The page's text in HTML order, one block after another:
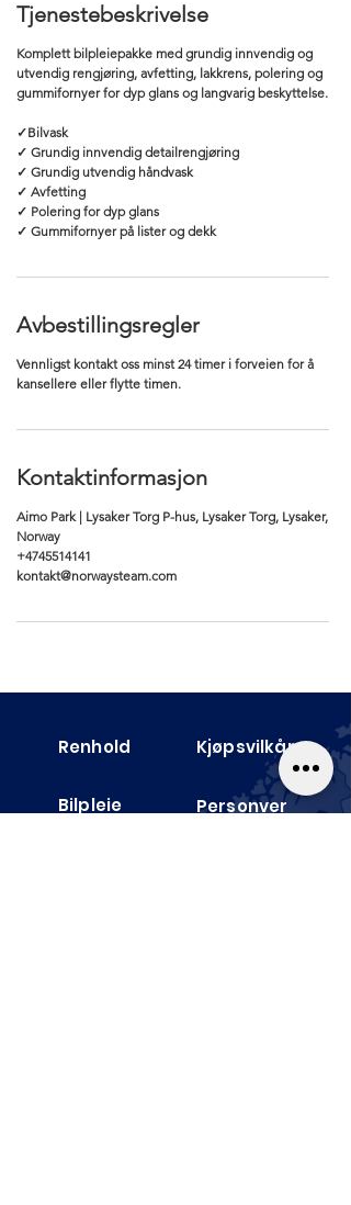
Tjenestebeskrivelse
Komplett bilpleiepakke med grundig innvendig og
utvendig rengjøring, avfetting, lakkrens, polering og
gummifornyer for dyp glans og langvarig beskyttelse.
✓Bilvask
✓ Grundig innvendig detailrengjøring
✓ Grundig utvendig håndvask
✓ Avfetting
✓ Polering for dyp glans
✓ Gummifornyer på lister og dekk
Avbestillingsregler
Vennligst kontakt oss minst 24 timer i forveien for å
kansellere eller flytte timen.
Kontaktinformasjon
Aimo Park | Lysaker Torg P-hus, Lysaker Torg, Lysaker,
Norway
+4745514141
kontakt@norwaysteam.com
Renhold
Bilpleie
Kjøpsvilkår
Personver